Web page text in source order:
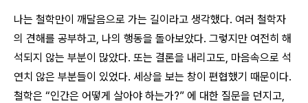
나는 철학만이 깨달음으로 가는 길이라고 생각했다. 여러 철학자
의 견해를 공부하고, 나의 행동을 돌아보았다. 그렇지만 여전히 해
석되지 않는 부분이 많았다. 또는 결론을 내리고도, 마음속으로 석
연치 않은 부분들이 있었다. 세상을 보는 창이 편협했기 때문이다.
철학은 “인간은 어떻게 살아야 하는가?” 에 대한 질문을 던지고,